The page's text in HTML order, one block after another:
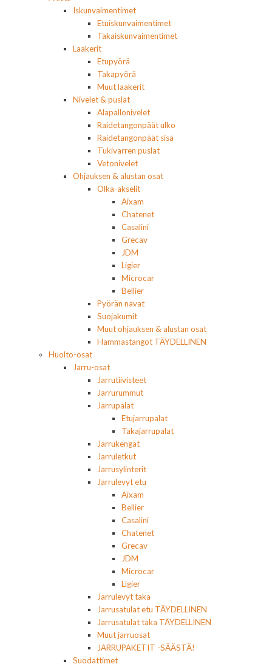
Iskunvaimentimet
Etuiskunvaimentimet
Takaiskunvaimentimet
Laakerit
Etupyörä
Takapyörä
Muut laakerit
Nivelet & puslat
Alapallonivelet
Raidetangonpäät ulko
Raidetangonpäät sisä
Tukivarren puslat
Vetonivelet
Ohjauksen & alustan osat
Olka-akselit
Aixam
Chatenet
Casalini
Grecav
JDM
Ligier
Microcar
Bellier
Pyörän navat
Suojakumit
Muut ohjauksen & alustan osat
Hammastangot TÄYDELLINEN
Huolto-osat
Jarru-osat
Jarrutiivisteet
Jarrurummut
Jarrupalat
Etujarrupalat
Takajarrupalat
Jarrukengät
Jarruletkut
Jarrusylinterit
Jarrulevyt etu
Aixam
Bellier
Casalini
Chatenet
Grecav
JDM
Microcar
Ligier
Jarrulevyt taka
Jarrusatulat etu TÄYDELLINEN
Jarrusatulat taka TÄYDELLINEN
Muut jarruosat
JARRUPAKETIT -SÄÄSTÄ!
Suodattimet